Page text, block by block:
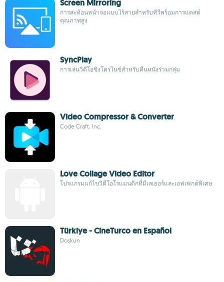
Screen Mirroring
การสะท้อนหน้าจอแบบไร้สายสำหรับทีวีพร้อมการแคสต์
คุณภาพสูง
SyncPlay
การเล่นวิดีโอซิงโครไนซ์สำหรับคืนหนังร่วมกลุ่ม
Video Compressor & Converter
Code Craft, Inc.
Love Collage Video Editor
โปรแกรมแก้ไขวิดีโอโรแมนติกที่มีเลเยอร์และเอฟเฟกต์พิเศษ
Türkiye - CineTurco en Español
Doskun